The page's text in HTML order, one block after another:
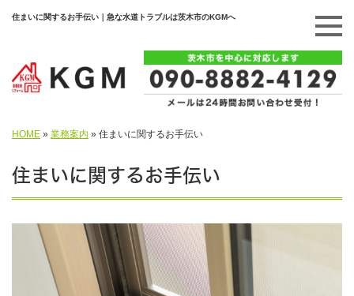
住まいに関するお手伝い｜急な水道トラブルは茨木市のKGMへ
HOME » 業務案内 » 住まいに関するお手伝い
住まいに関するお手伝い